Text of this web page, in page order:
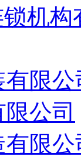
机
有限公
公司
有限公